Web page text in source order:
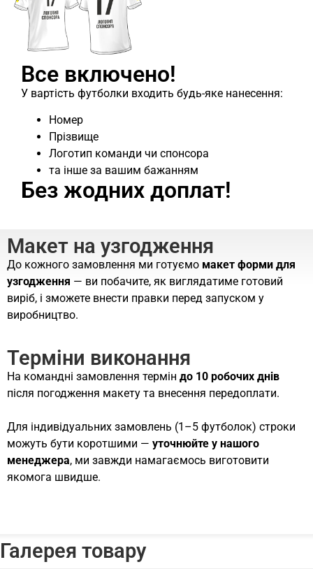
Все включено!
У вартість футболки входить будь-яке нанесення:
Номер
Прізвище
Логотип команди чи спонсора
та інше за вашим бажанням
Без жодних доплат!
Макет на узгодження
До кожного замовлення ми готуємо макет форми для
узгодження — ви побачите, як виглядатиме готовий
виріб, і зможете внести правки перед запуском у
виробництво.
Терміни виконання
На командні замовлення термін до 10 робочих днів
після погодження макету та внесення передоплати.
Для індивідуальних замовлень (1–5 футболок) строки
можуть бути коротшими — уточнюйте у нашого
менеджера, ми завжди намагаємось виготовити
якомога швидше.
Галерея товару